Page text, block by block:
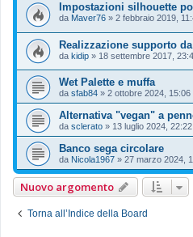
Impostazioni silhouette
da Maver76 » 2 febbraio 2019,
Realizzazione supporto
da kidip » 18 settembre 2017,
Wet Palette e muffa
da sfab84 » 2 ottobre 2024, 15:06
Alternativa "vegan" a
da sclerato » 13 luglio 2024, 22:22
Banco sega circolare
da Nicola1967 » 27 marzo 2024,
Nuovo argomento
Torna all’Indice della Board